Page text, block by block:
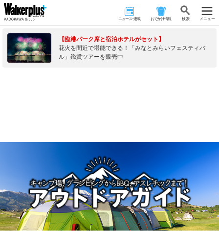
ニュース･連載 おでかけ情報 検 索 メニュー
【臨港パーク席と宿泊ホテルがセット】
花火を間近で堪能できる！「みなとみらいフェスティバ
ル」鑑賞ツアーを販売中